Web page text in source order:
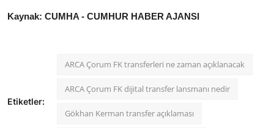
Kaynak: CUMHA - CUMHUR HABER AJANSI
Etiketler:
ARCA Çorum FK transferleri ne zaman açıklanacak
ARCA Çorum FK dijital transfer lansmanı nedir
Gökhan Kerman transfer açıklaması